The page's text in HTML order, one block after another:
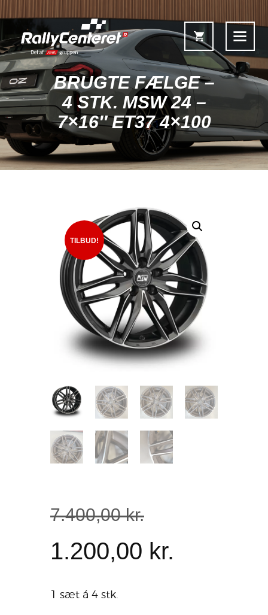
BRUGTE FÆLGE –
4 STK. MSW 24 –
7×16″ ET37 4×100
Forside
Shop
Fælgkonfigurator
TILBUD!
7.400,00 kr.
1.200,00 kr.
1 sæt á 4 stk.